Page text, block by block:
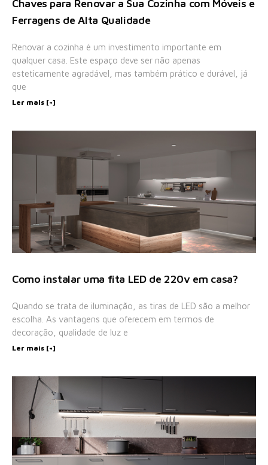
Chaves para Renovar a Sua Cozinha com Móveis e
Ferragens de Alta Qualidade
Renovar a cozinha é um investimento importante em
qualquer casa. Este espaço deve ser não apenas
esteticamente agradável, mas também prático e durável, já
que
Ler mais [+]
Como instalar uma fita LED de 220v em casa?
Quando se trata de iluminação, as tiras de LED são a melhor
escolha. As vantagens que oferecem em termos de
decoração, qualidade de luz e
Ler mais [+]